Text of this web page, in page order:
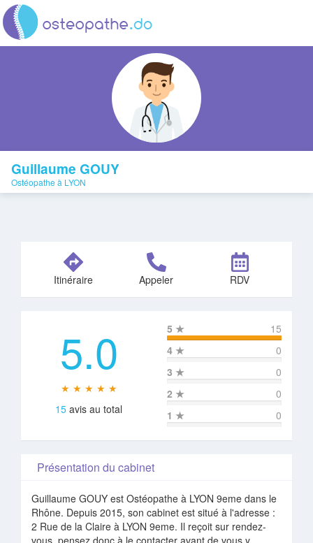
Guillaume GOUY
Ostéopathe à LYON
Itinéraire Appeler RDV
5.0
★ ★ ★ ★ ★
15 avis au total
5 ★
15
4 ★
0
3 ★
0
2 ★
0
1 ★ 0
Présentation du cabinet
Guillaume GOUY est Ostéopathe à LYON 9eme dans le
Rhône. Depuis 2015, son cabinet est situé à l'adresse :
2 Rue de la Claire à LYON 9eme. Il reçoit sur rendez-
vous, pensez donc à le contacter avant de vous y